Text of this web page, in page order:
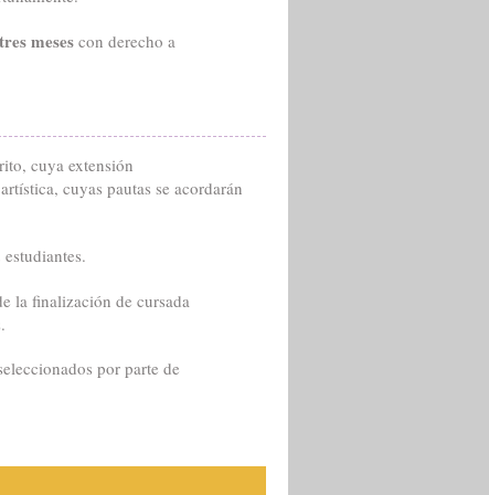
tres meses con derecho a
cuya extensión
cuyas pautas se acordarán
la finalización de cursada
por parte de